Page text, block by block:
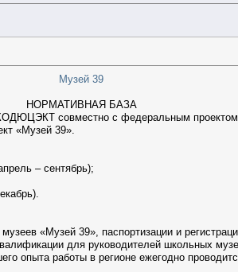
Музей 39
НОРМАТИВНАЯ БАЗА
совместно с федеральным проектом
«Музей 39».
– сентябрь);
«Музей 39», паспортизации и
для руководителей школьных
опыта работы в регионе ежегодно